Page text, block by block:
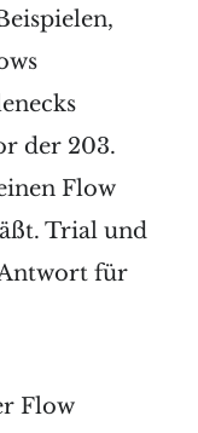
der 203.
Flow
Trial und
für
Flow